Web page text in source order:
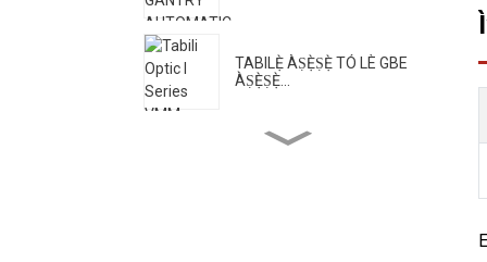
TABILẸ̀ ÀṢẸ̀ṢẸ̀ TÓ LÈ GBE
ÀṢẸ̀ṢẸ̀...